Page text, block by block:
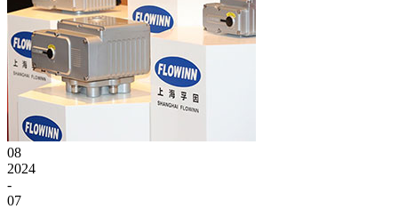
08
2024
-
07